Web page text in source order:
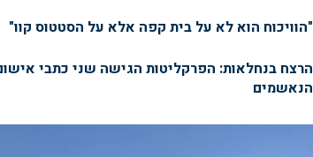
"הוויכוח הוא לא על בית קפה אלא על הסטטוס קוו"
הרצח בנחלאות: הפרקליטות הגישה שני כתבי
הנאשמים